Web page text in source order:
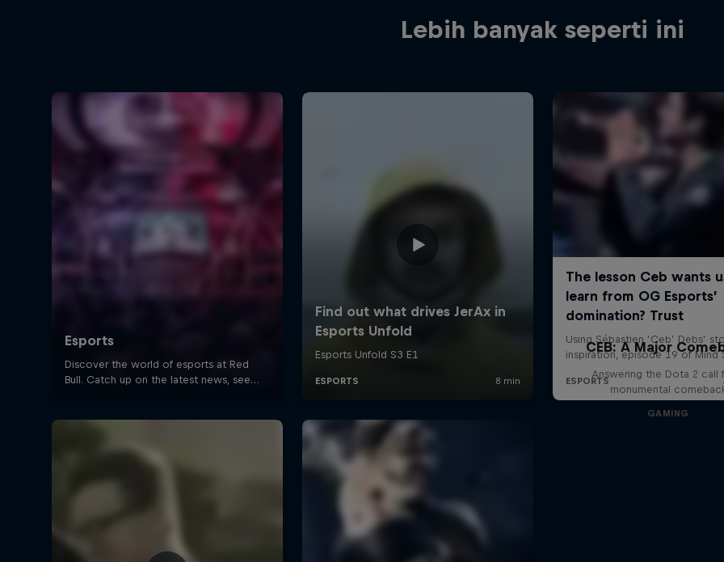
Lebih banyak seperti ini
CEB: A Major
Answering the Dota 2 call
monumental
GAMING